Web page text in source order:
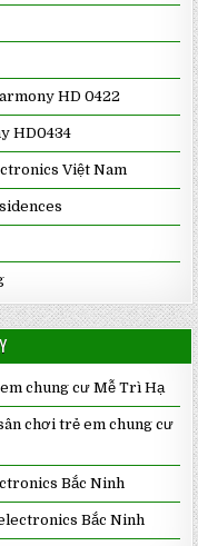
HD 0422
HD0434
Việt Nam
chung cư Mễ Trì Hạ
chơi trẻ em chung cư
Bắc Ninh
Bắc Ninh